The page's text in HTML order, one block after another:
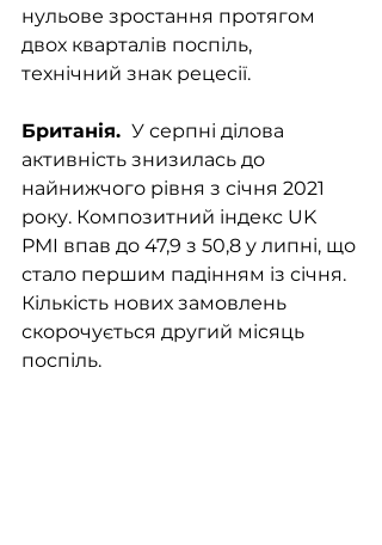
нульове зростання протягом
двох кварталів поспіль,
технічний знак рецесії.
Британія. У серпні ділова
активність знизилась до
найнижчого рівня з січня 2021
року. Композитний індекс UK
PMI впав до 47,9 з 50,8 у липні, що
стало першим падінням із січня.
Кількість нових замовлень
скорочується другий місяць
поспіль.